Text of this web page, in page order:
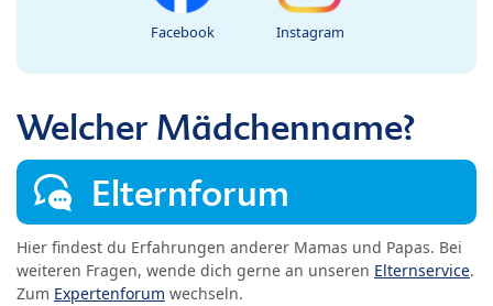
Facebook Instagram
Welcher Mädchenname?
Elternforum
Hier findest du Erfahrungen anderer Mamas und Papas. Bei
weiteren Fragen, wende dich gerne an unseren Elternservice.
Zum Expertenforum wechseln.